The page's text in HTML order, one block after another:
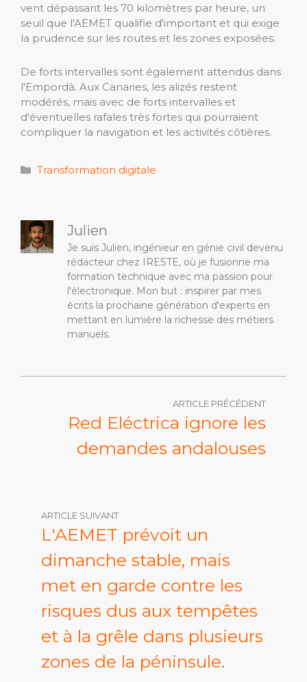
vent dépassant les 70 kilomètres par heure, un
seuil que l'AEMET qualifie d'important et qui exige
la prudence sur les routes et les zones exposées.
De forts intervalles sont également attendus dans
l'Empordà. Aux Canaries, les alizés restent
modérés, mais avec de forts intervalles et
d'éventuelles rafales très fortes qui pourraient
compliquer la navigation et les activités côtières.
Catégories
Transformation digitale
Julien
Je suis Julien, ingénieur en génie civil devenu
rédacteur chez IRESTE, où je fusionne ma
formation technique avec ma passion pour
l'électronique. Mon but : inspirer par mes
écrits la prochaine génération d'experts en
mettant en lumière la richesse des métiers
manuels.
ARTICLE PRÉCÉDENT
Red Eléctrica ignore les
demandes andalouses
ARTICLE SUIVANT
L'AEMET prévoit un
dimanche stable, mais
met en garde contre les
risques dus aux tempêtes
et à la grêle dans plusieurs
zones de la péninsule.